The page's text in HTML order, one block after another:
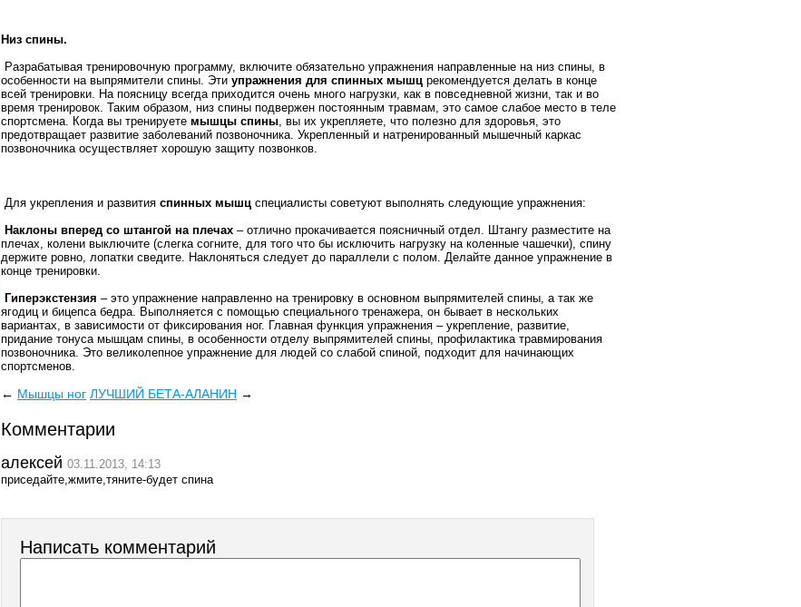
Низ спины.
Разрабатывая тренировочную программу, включите обязательно упражнения направленные на низ спины, в
особенности на выпрямители спины. Эти упражнения для спинных мышц рекомендуется делать в конце
всей тренировки. На поясницу всегда приходится очень много нагрузки, как в повседневной жизни, так и во
время тренировок. Таким образом, низ спины подвержен постоянным травмам, это самое слабое место в теле
спортсмена. Когда вы тренируете мышцы спины, вы их укрепляете, что полезно для здоровья, это
предотвращает развитие заболеваний позвоночника. Укрепленный и натренированный мышечный каркас
позвоночника осуществляет хорошую защиту позвонков.
Для укрепления и развития спинных мышц специалисты советуют выполнять следующие упражнения:
Наклоны вперед со штангой на плечах – отлично прокачивается поясничный отдел. Штангу разместите на
плечах, колени выключите (слегка согните, для того что бы исключить нагрузку на коленные чашечки), спину
держите ровно, лопатки сведите. Наклоняться следует до параллели с полом. Делайте данное упражнение в
конце тренировки.
Гиперэкстензия – это упражнение направленно на тренировку в основном выпрямителей спины, а так же
ягодиц и бицепса бедра. Выполняется с помощью специального тренажера, он бывает в нескольких
вариантах, в зависимости от фиксирования ног. Главная функция упражнения – укрепление, развитие,
придание тонуса мышцам спины, в особенности отделу выпрямителей спины, профилактика травмирования
позвоночника. Это великолепное упражнение для людей со слабой спиной, подходит для начинающих
спортсменов.
← Мышцы ног ЛУЧШИЙ БЕТА-АЛАНИН →
Комментарии
алексей 03.11.2013, 14:13
приседайте,жмите,тяните-будет спина
Написать комментарий